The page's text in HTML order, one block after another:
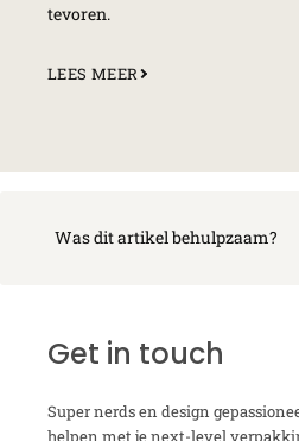
tevoren.
LEES MEER
Was dit artikel behulpzaam?
Get in touch
Super nerds en design
helpen met je next-level